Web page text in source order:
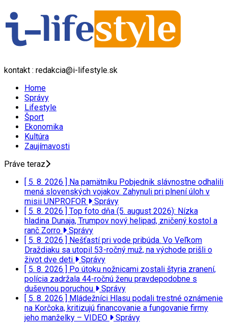
kontakt : redakcia@i-lifestyle.sk
Home
Správy
Lifestyle
Šport
Ekonomika
Kultúra
Zaujímavosti
Práve teraz
[ 5. 8. 2026 ] Na pamätníku Pobjednik slávnostne odhalili
mená slovenských vojakov. Zahynuli pri plnení úloh v
misii UNPROFOR
Správy
[ 5. 8. 2026 ] Top foto dňa (5. august 2026): Nízka
hladina Dunaja, Trumpov nový helipad, zničený kostol a
ranč Zorro
Správy
[ 5. 8. 2026 ] Nešťastí pri vode pribúda. Vo Veľkom
Draždiaku sa utopil 53-ročný muž, na východe prišli o
život dve deti
Správy
[ 5. 8. 2026 ] Po útoku nožnicami zostali štyria zranení,
polícia zadržala 44-ročnú ženu pravdepodobne s
duševnou poruchou
Správy
[ 5. 8. 2026 ] Mládežníci Hlasu podali trestné oznámenie
na Korčoka, kritizujú financovanie a fungovanie firmy
jeho manželky – VIDEO
Správy